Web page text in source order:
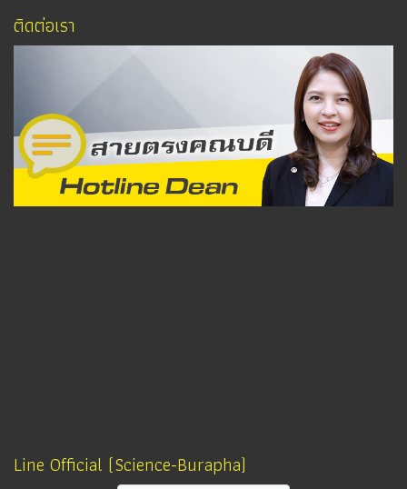
ติดต่อเรา
Line Official (Science-Burapha)